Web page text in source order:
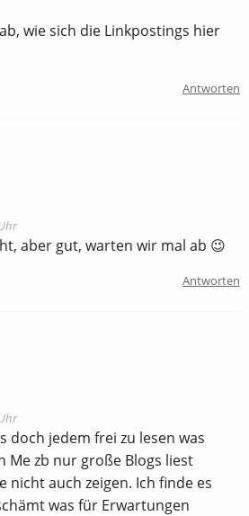
wie sich die Linkpostings hier
Antworten
aber gut, warten wir mal ab 😉
Antworten
doch jedem frei zu lesen was
Me zb nur große Blogs liest
nicht auch zeigen. Ich finde es
was für Erwartungen